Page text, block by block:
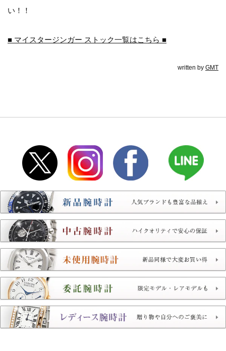
い！！
■ マイスタージンガー ストック一覧はこちら ■
written by GMT